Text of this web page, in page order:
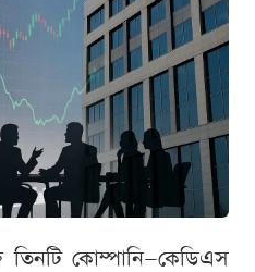
তিনটি কোম্পানি—কেডিএস